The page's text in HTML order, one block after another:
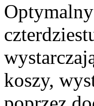
koszy,